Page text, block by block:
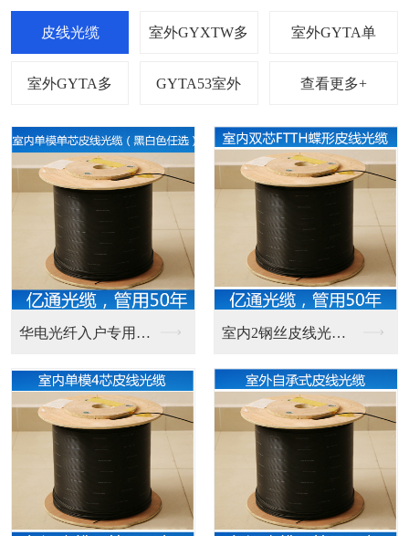
查看更多+
华电光纤入户专用光纤... 室内2钢丝皮线光缆电...